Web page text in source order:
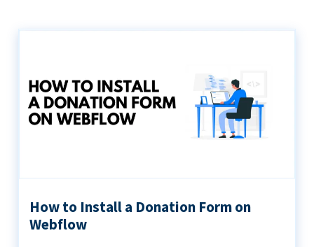
How to Install a Donation Form on
Webflow